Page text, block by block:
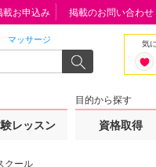
マッサージ 気
レッスン
目的から探す
資格取得
載お申込み 掲載のお問い合わせ
クール